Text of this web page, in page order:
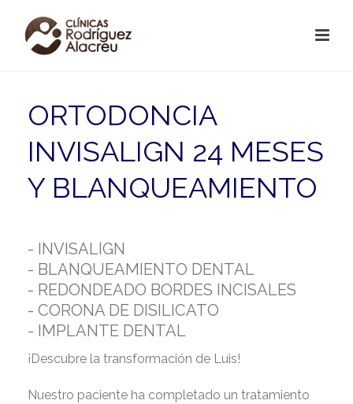
ORTODONCIA
INVISALIGN 24 MESES
Y BLANQUEAMIENTO
- INVISALIGN
- BLANQUEAMIENTO DENTAL
- REDONDEADO BORDES INCISALES
- CORONA DE DISILICATO
- IMPLANTE DENTAL
¡Descubre la transformación de Luis!
Nuestro paciente ha completado un tratamiento